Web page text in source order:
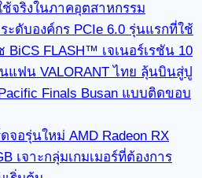
จริงในภาคอุตสาหกรรม
ะดับองค์กร PCIe 6.0 รุ่นแรกที่ใช้
FLASH™ เจเนอร์เรชัน 10
แฟน VALORANT ไทย ลุ้นบินสู่ปู
Finals Busan แบบติดขอบ
จอรุ่นใหม่ AMD Radeon RX
เจาะกลุ่มเกมเมอร์ที่ต้องการ